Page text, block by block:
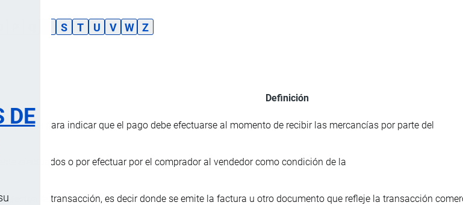
DE
S T U V W Z
Definición
emplea para indicar que el pago debe efectuarse al momento de recibir las mercancías por parte del
efectuados o por efectuar por el comprador al vendedor como condición de la
efectúa la transacción, es decir donde se emite la factura u otro documento que refleje la transacción